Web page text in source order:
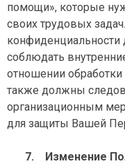
помощи», которые
своих трудовых
соблюдать
отношении
также должны
организационным
для защиты Вашей
7. Изменение